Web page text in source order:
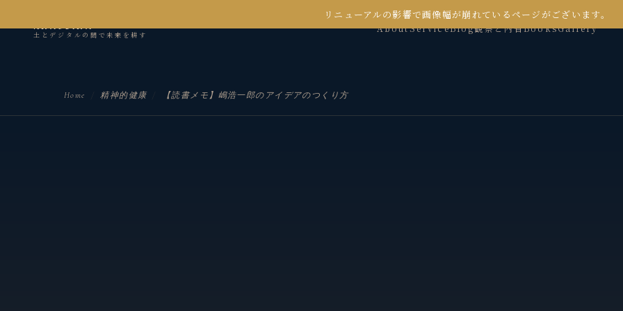
リニューアルの影響で画像幅が崩れているページがございます。
kanseian
土とデジタルの間で未来を耕す
AboutServiceBlog観察と内省BooksGallery
Home 精神的健康 【読書メモ】嶋浩一郎のアイデアのつくり方